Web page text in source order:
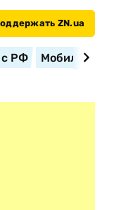
ZN.ua
с РФ